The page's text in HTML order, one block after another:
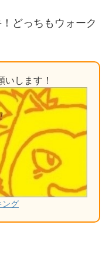
どっちもウォーク
いします！
ング